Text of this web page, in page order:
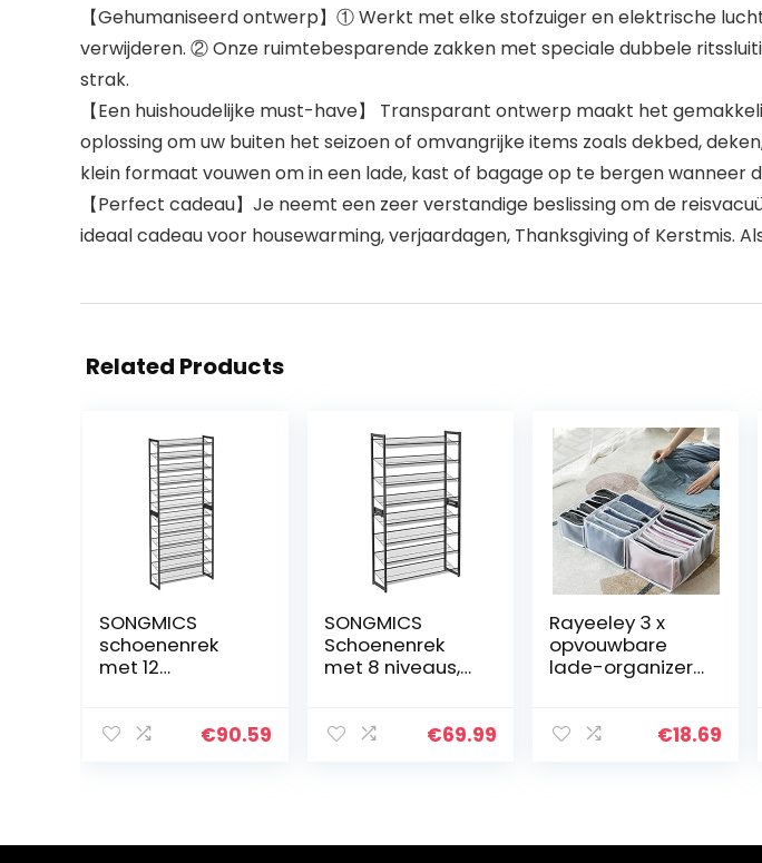
【Gehumaniseerd ontwerp】① Werkt met elke stofzuiger en elektrische
verwijderen. ② Onze ruimtebesparende zakken met speciale dubbele
strak.
【Een huishoudelijke must-have】 Transparant ontwerp maakt het
oplossing om uw buiten het seizoen of omvangrijke items zoals dekbed,
klein formaat vouwen om in een lade, kast of bagage op te bergen wanneer
【Perfect cadeau】Je neemt een zeer verstandige beslissing om de
ideaal cadeau voor housewarming, verjaardagen, Thanksgiving of Kerstmis.
Related Products
SONGMICS
schoenenrek
met 12
stapelbare 6-
metaal…
€90.59
SONGMICS
Schoenenrek
met 8 niveaus,
traps
met…
€69.99
Rayeeley 3 x
opvouwbare
lade-organizer
jeans, T-shirts,
€18.69